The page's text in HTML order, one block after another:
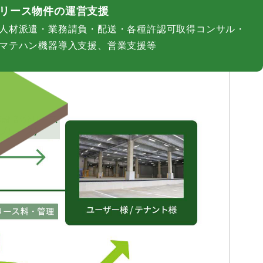
ース物件の運営支援
材派遣・業務請負・配送・各種許認可取得コンサル・
テハン機器導入支援、営業支援等